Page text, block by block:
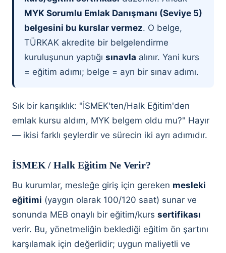
MYK Sorumlu Emlak Danışmanı (Seviye 5)
belgesini bu kurslar vermez. O belge,
TÜRKAK akredite bir belgelendirme
kuruluşunun yaptığı sınavla alınır. Yani kurs
= eğitim adımı; belge = ayrı bir sınav adımı.
Sık bir karışıklık: "İSMEK'ten/Halk Eğitim'den
emlak kursu aldım, MYK belgem oldu mu?" Hayır
— ikisi farklı şeylerdir ve sürecin iki ayrı adımıdır.
İSMEK / Halk Eğitim Ne Verir?
Bu kurumlar, mesleğe giriş için gereken mesleki
eğitimi (yaygın olarak 100/120 saat) sunar ve
sonunda MEB onaylı bir eğitim/kurs sertifikası
verir. Bu, yönetmeliğin beklediği eğitim ön şartını
karşılamak için değerlidir; uygun maliyetli ve